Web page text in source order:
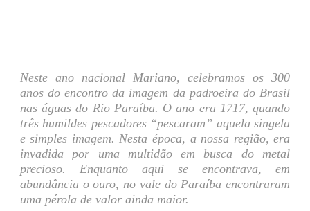
Neste ano nacional Mariano, celebramos os 300
anos do encontro da imagem da padroeira do Brasil
nas águas do Rio Paraíba. O ano era 1717, quando
três humildes pescadores “pescaram” aquela singela
e simples imagem. Nesta época, a nossa região, era
invadida por uma multidão em busca do metal
precioso. Enquanto aqui se encontrava, em
abundância o ouro, no vale do Paraíba encontraram
uma pérola de valor ainda maior.